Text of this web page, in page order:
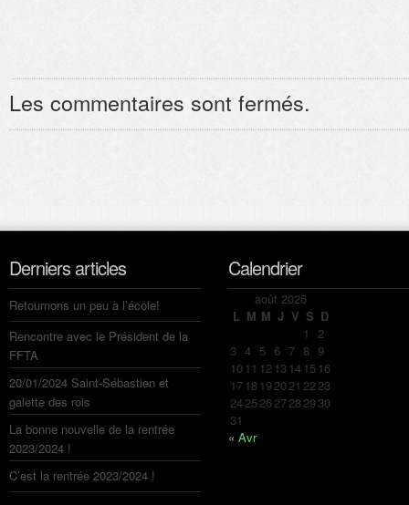
Les commentaires sont fermés.
Derniers articles
Retournons un peu à l’école!
Rencontre avec le Président de la
FFTA
20/01/2024 Saint-Sébastien et
galette des rois
La bonne nouvelle de la rentrée
2023/2024 !
C’est la rentrée 2023/2024 !
Calendrier
août 2026
L M M J V S D
1 2
3 4 5 6 7 8 9
10 11 12 13 14 15 16
17 18 192021 2223
24252627282930
31
« Avr